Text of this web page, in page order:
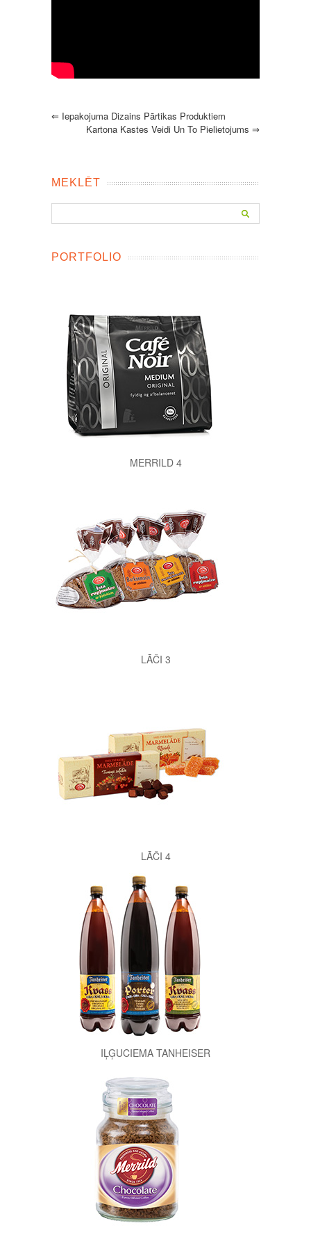
⇐ Iepakojuma Dizains Pārtikas Produktiem
Kartona Kastes Veidi Un To Pielietojums ⇒
MEKLĒT
PORTFOLIO
MERRILD 4
LĀČI 3
LĀČI 4
IĻĢUCIEMA TANHEISER